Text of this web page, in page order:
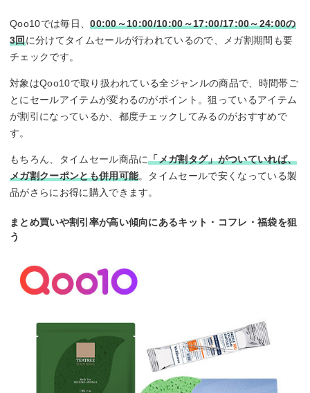
Qoo10では毎日、00:00～10:00/10:00～17:00/17:00～24:00の
3回に分けてタイムセールが行われているので、メガ割期間も要
チェックです。
対象はQoo10で取り扱われている全ジャンルの商品で、時間帯ご
とにセールアイテムが変わるのがポイント。狙っているアイテム
が割引になっているか、都度チェックしてみるのがおすすめで
す。
もちろん、タイムセール商品に「メガ割タグ」がついていれば、
メガ割クーポンとも併用可能。タイムセールで安くなっている製
品がさらにお得に購入できます。
まとめ買いや割引率が高い傾向にあるキット・コフレ・福袋を狙
う